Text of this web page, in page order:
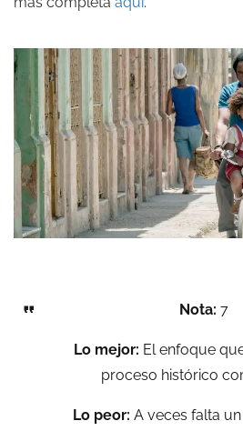
Nota: 7
Lo mejor: El enfoque
proceso histórico
Lo peor: A veces falta